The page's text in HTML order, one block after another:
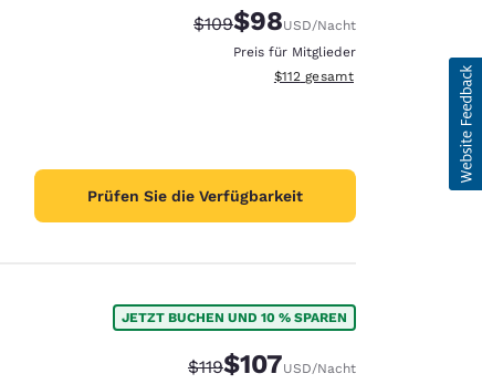
Durchgestrichener Preis:
$109Vergünstigter Preis:
$98USD/Nacht
Preis für Mitglieder
Geschätzte Gesamtdetails
$112 gesamt
Prüfen Sie die Verfügbarkeit
JETZT BUCHEN UND 10 % SPAREN
Durchgestrichener Preis:
$119Vergünstigter Preis:
$107USD/Nacht